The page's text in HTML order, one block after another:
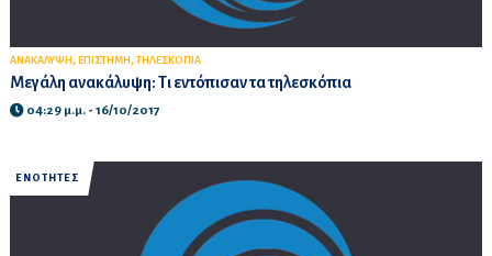
ΑΝΑΚΑΛΥΨΗ , ΕΠΙΣΤΗΜΗ , ΤΗΛΕΣΚΟΠΙΑ
Mεγάλη ανακάλυψη: Τι εντόπισαν τα τηλεσκόπια
04:29 μ.μ. - 16/10/2017
ΕΝΟΤΗΤΕΣ